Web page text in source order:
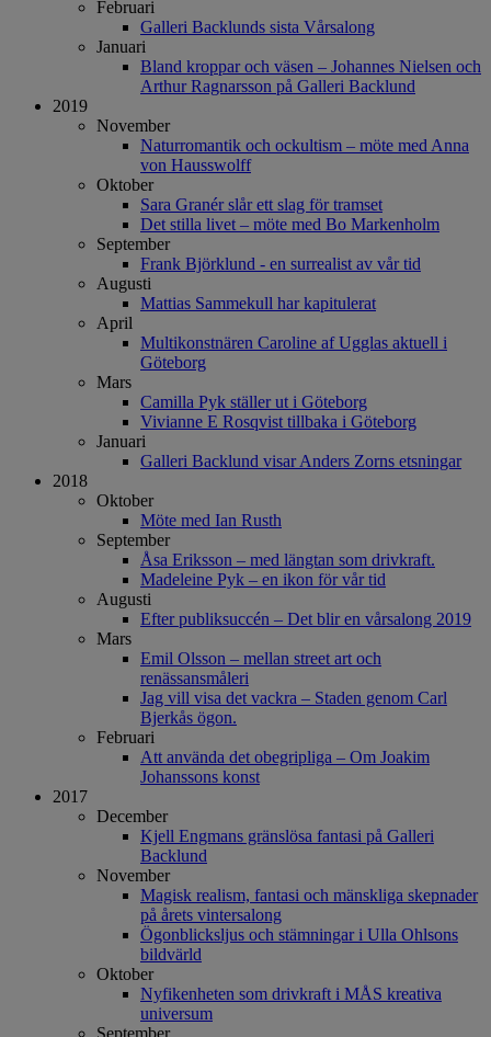
Februari
Galleri Backlunds sista Vårsalong
Januari
Bland kroppar och väsen – Johannes Nielsen och
Arthur Ragnarsson på Galleri Backlund
2019
November
Naturromantik och ockultism – möte med Anna
von Hausswolff
Oktober
Sara Granér slår ett slag för tramset
Det stilla livet – möte med Bo Markenholm
September
Frank Björklund - en surrealist av vår tid
Augusti
Mattias Sammekull har kapitulerat
April
Multikonstnären Caroline af Ugglas aktuell i
Göteborg
Mars
Camilla Pyk ställer ut i Göteborg
Vivianne E Rosqvist tillbaka i Göteborg
Januari
Galleri Backlund visar Anders Zorns etsningar
2018
Oktober
Möte med Ian Rusth
September
Åsa Eriksson – med längtan som drivkraft.
Madeleine Pyk – en ikon för vår tid
Augusti
Efter publiksuccén – Det blir en vårsalong 2019
Mars
Emil Olsson – mellan street art och
renässansmåleri
Jag vill visa det vackra – Staden genom Carl
Bjerkås ögon.
Februari
Att använda det obegripliga – Om Joakim
Johanssons konst
2017
December
Kjell Engmans gränslösa fantasi på Galleri
Backlund
November
Magisk realism, fantasi och mänskliga skepnader
på årets vintersalong
Ögonblicksljus och stämningar i Ulla Ohlsons
bildvärld
Oktober
Nyfikenheten som drivkraft i MÅS kreativa
universum
September